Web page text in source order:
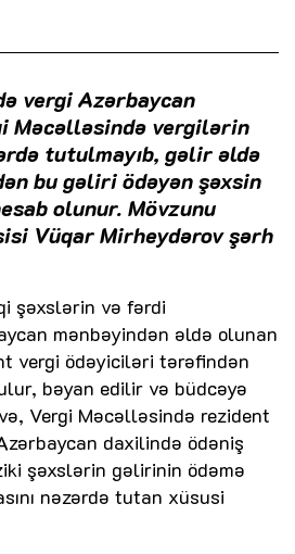
vergi Azərbaycan
Məcəlləsində vergilərin
tutulmayıb, gəlir əldə
bu gəliri ödəyən şəxsin
olunur. Mövzunu
Vüqar Mirheydərov şərh
şəxslərin və fərdi
mənbəyindən əldə olunan
vergi ödəyiciləri tərəfindən
bəyan edilir və büdcəyə
Vergi Məcəlləsində rezident
daxilində ödəniş
şəxslərin gəlirinin ödəmə
nəzərdə tutan xüsusi